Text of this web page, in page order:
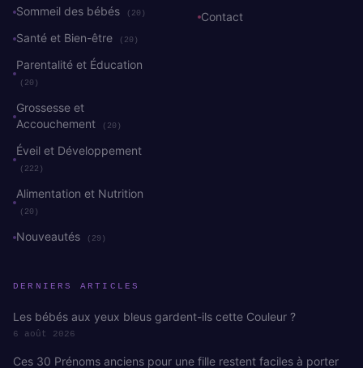
Sommeil des bébés (20)
Santé et Bien-être (20)
Parentalité et Éducation
(20)
Grossesse et
Accouchement
(20)
Éveil et Développement
(222)
Alimentation et Nutrition
(20)
Nouveautés (29)
Contact
DERNIERS ARTICLES
Les bébés aux yeux bleus gardent-ils cette Couleur ?
6 août 2026
Ces 30 Prénoms anciens pour une fille restent faciles à porter